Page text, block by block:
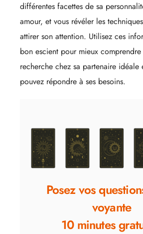
différentes facettes de sa
amour, et vous révéler les
attirer son attention. Utilisez ces
bon escient pour mieux comprendre
recherche chez sa partenaire idéale
pouvez répondre à ses besoins.
Posez vos
voyante
10 minutes